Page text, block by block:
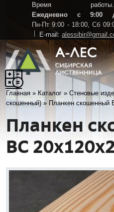
Время
Ежедневно с 9:00
Пн-Пт 9:00 - 18:00, Сб
E-mail:
Главная » Каталог »Стеновые
скошенный) » Планкен скошенный
Планкен
ВC